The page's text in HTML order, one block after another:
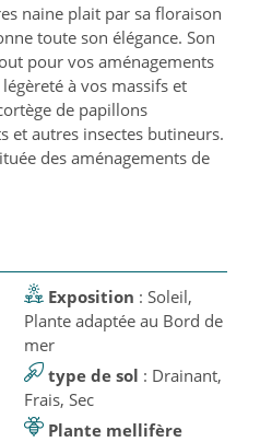
naine plait par sa floraison
toute son élégance. Son
pour vos aménagements
à vos massifs et
de papillons
et autres insectes butineurs.
des aménagements de
Exposition : Soleil,
Plante adaptée au Bord de
mer
type de sol : Drainant,
Frais, Sec
Plante mellifère